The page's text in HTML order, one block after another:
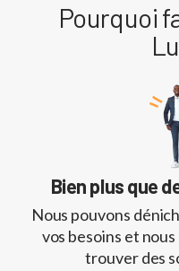
Pourquoi
Bien plus que
Nous pouvons
vos besoins et
trouver des